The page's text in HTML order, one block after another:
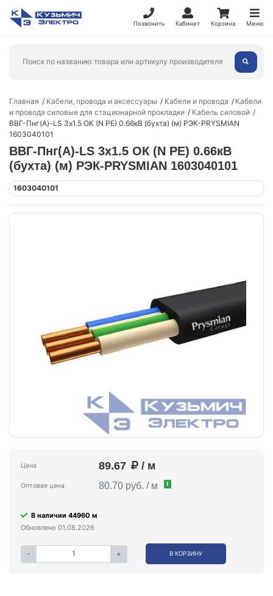
Позвонить Кабинет Корзина Меню
Главная Кабели, провода и аксессуары Кабели и провода
Кабели
и провода силовые для стационарной прокладки
Кабель силовой
ВВГ-Пнг(А)-LS 3х1.5 ОК (N PE) 0.66кВ (бухта) (м) РЭК-PRYSMIAN
1603040101
ВВГ-Пнг(А)-LS 3х1.5 ОК (N PE) 0.66кВ
(бухта) (м) РЭК-PRYSMIAN 1603040101
1603040101
Цена 89.67 / м
Оптовая цена 80.70 руб. / м !
В наличии 44960 м
Обновлено 01.08.2026
- + В КОРЗИНУ